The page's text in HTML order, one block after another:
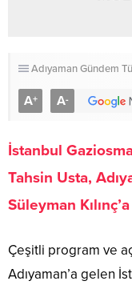
AdıyamanGündem
A+ A-
İstanbul
Tahsin Usta,
Süleyman
Çeşitli program ve
Adıyaman’a gelen